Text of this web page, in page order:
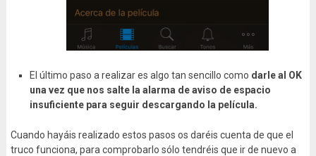
El último paso a realizar es algo tan sencillo como darle al OK
una vez que nos salte la alarma de aviso de espacio
insuficiente para seguir descargando la película.
Cuando hayáis realizado estos pasos os daréis cuenta de que el
truco funciona, para comprobarlo sólo tendréis que ir de nuevo a